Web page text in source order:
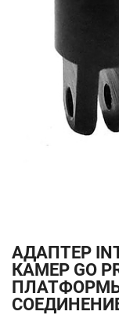
АДАПТЕР
КАМЕР GO